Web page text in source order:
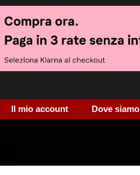
Il mio account Dove siamo